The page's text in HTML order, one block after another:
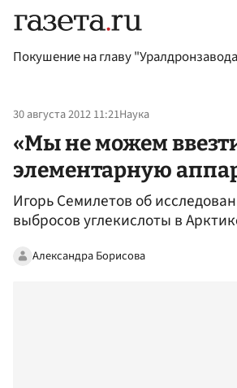
Покушение на главу
30 августа 2012 11:21Наука
«Мы не можем
элементарную
Игорь Семилетов об
выбросов углекислоты в
Александра Борисова